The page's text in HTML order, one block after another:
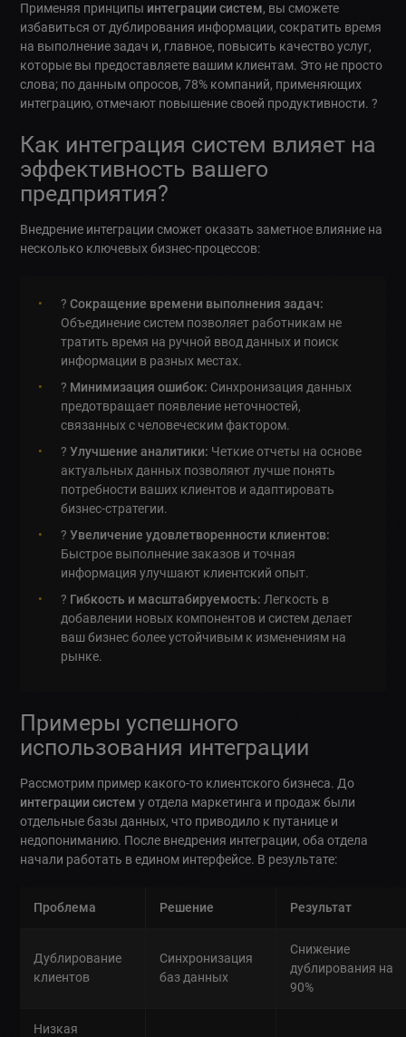
Применяя принципы интеграции систем, вы сможете
избавиться от дублирования информации, сократить время
на выполнение задач и, главное, повысить качество услуг,
которые вы предоставляете вашим клиентам. Это не просто
слова; по данным опросов, 78% компаний, применяющих
интеграцию, отмечают повышение своей продуктивности. ?
Как интеграция систем влияет на
эффективность вашего
предприятия?
Внедрение интеграции сможет оказать заметное влияние на
несколько ключевых бизнес-процессов:
?Сокращение времени выполнения задач:
Объединение систем позволяет работникам не
тратить время на ручной ввод данных и поиск
информации в разных местах.
? Минимизация ошибок: Синхронизация данных
предотвращает появление неточностей,
связанных с человеческим фактором.
?Улучшение аналитики: Четкие отчеты на основе
актуальных данных позволяют лучше понять
потребности ваших клиентов и адаптировать
бизнес-стратегии.
?Увеличение удовлетворенности клиентов:
Быстрое выполнение заказов и точная
информация улучшают клиентский опыт.
? Гибкость и масштабируемость: Легкость в
добавлении новых компонентов и систем делает
ваш бизнес более устойчивым к изменениям на
рынке.
Примеры успешного
использования интеграции
Рассмотрим пример какого-то клиентского бизнеса. До
интеграции систем у отдела маркетинга и продаж были
отдельные базы данных, что приводило к путанице и
недопониманию. После внедрения интеграции, оба отдела
начали работать в едином интерфейсе. В результате:
Проблема Решение Результат
Дублирование
клиентов
Синхронизация
баз данных
Снижение
дублирования на
90%
Низкая